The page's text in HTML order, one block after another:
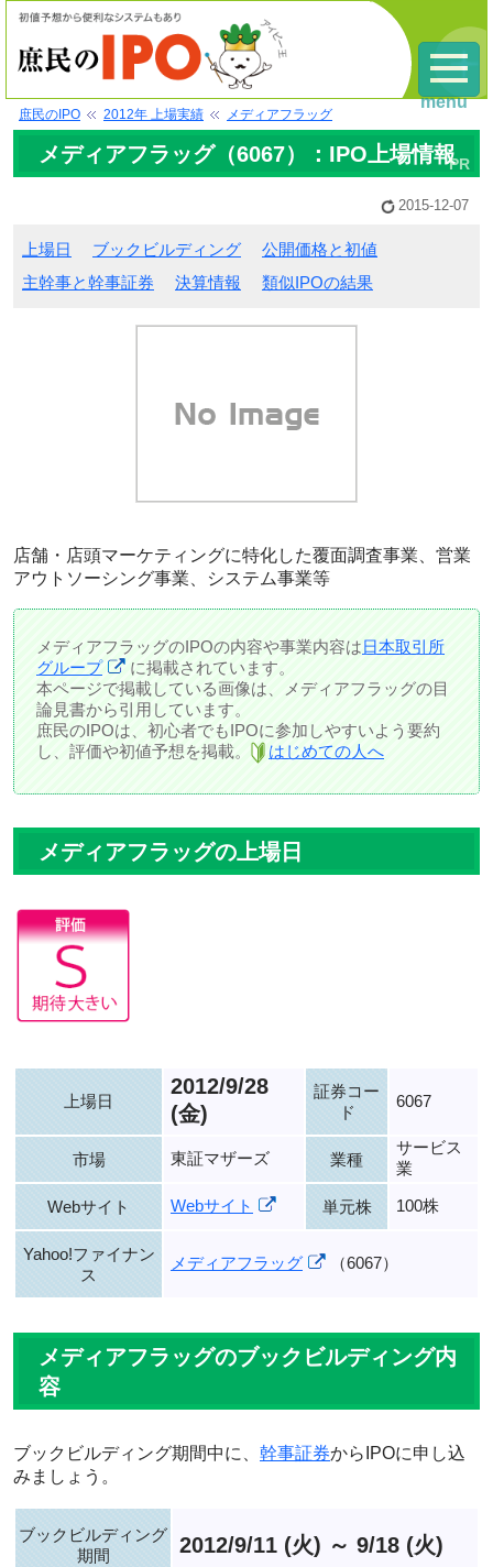
庶民のIPO 2012年 上場実績 メディアフラッグ
メディアフラッグ（6067）：IPO上場情報
2015-12-07
上場日 ブックビルディング
公開価格と初値
主幹事と幹事証券
決算情報 類似IPOの結果
店舗・店頭マーケティングに特化した覆面調査事業、営業
アウトソーシング事業、システム事業等
メディアフラッグのIPOの内容や事業内容は日本取引所
グループ
に掲載されています。
本ページで掲載している画像は、メディアフラッグの目
論見書から引用しています。
庶民のIPOは、初心者でもIPOに参加しやすいよう要約
し、評価や初値予想を掲載。
はじめての人へ
メディアフラッグの上場日
上場日
2012/9/28
(金)
証券コー
ド
6067
市場 東証マザーズ 業種
サービス
業
Webサイト Webサイト 単元株 100株
Yahoo!ファイナン
ス
メディアフラッグ （6067）
メディアフラッグのブックビルディング内
容
ブックビルディング期間中に、 幹事証券からIPOに申し込
みましょう。
ブックビルディング
期間
2012/9/11 (火) ～ 9/18 (火)
menu